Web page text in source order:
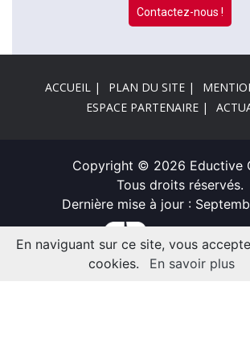
Contactez-nous !
ACCUEIL PLAN DU SITE
ESPACE PARTENAIRE
Copyright © 2026 Eductive
Tous droits réservés.
Dernière mise à jour :
En naviguant sur ce site, vous
cookies.
En savoir plus